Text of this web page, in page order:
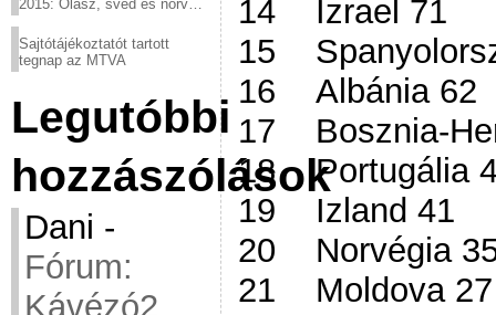
2015: Olasz, svéd és norvég
Sajtótájékoztatót tartott
tegnap az MTVA
Legutóbbi
hozzászólások
Dani -
Fórum:
Kávézó2
14 Izrael 71
15
16 Albánia 62
17 Bosznia-
18 Portugália
19 Izland 41
20 Norvégia
21 Moldova 27